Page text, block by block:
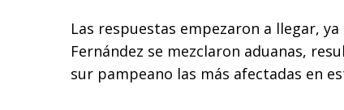
Las respuestas empezaron a llegar,
Fernández se mezclaron aduanas,
sur pampeano las más afectadas en